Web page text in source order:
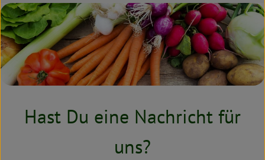
Ökokisten
Bio-Kochboxen
Aus der Region
Ökokisten
Hast Du eine Nachricht für
uns?